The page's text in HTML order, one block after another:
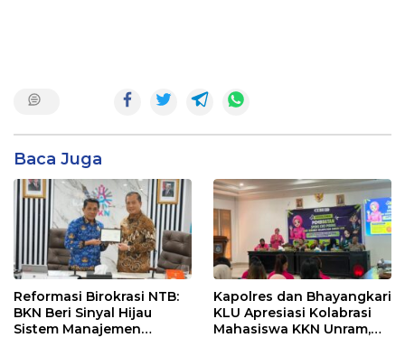
Baca Juga
Reformasi Birokrasi NTB:
BKN Beri Sinyal Hijau
Sistem Manajemen
Kapolres dan Bhayangkari
KLU Apresiasi Kolabrasi
Mahasiswa KKN Unram,